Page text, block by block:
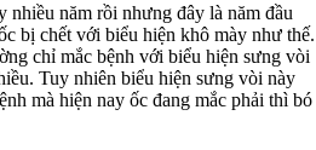
nhiều năm rồi nhưng đây là năm đầu
bị chết với biểu hiện khô mày như thế.
chỉ mắc bệnh với biểu hiện sưng vòi
Tuy nhiên biểu hiện sưng vòi này
mà hiện nay ốc đang mắc phải thì bó